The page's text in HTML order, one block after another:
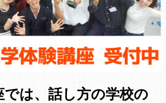
では、話し方の学校の